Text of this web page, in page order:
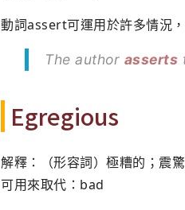
動詞assert可運用於許多情況
The author asserts
Egregious
解釋：（形容詞）極糟的；震
可用來取代：bad